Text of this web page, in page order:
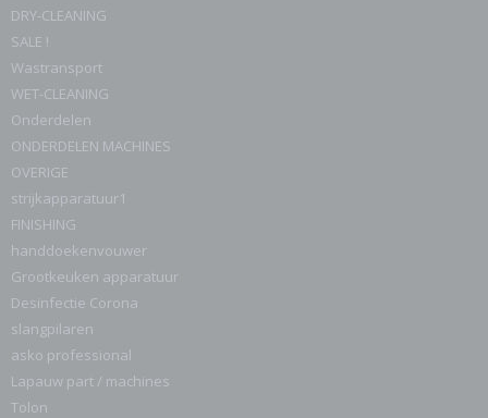
DRY-CLEANING
SALE !
Wastransport
WET-CLEANING
Onderdelen
ONDERDELEN MACHINES
OVERIGE
strijkapparatuur1
FINISHING
handdoekenvouwer
Grootkeuken apparatuur
Desinfectie Corona
slangpilaren
asko professional
Lapauw part / machines
Tolon